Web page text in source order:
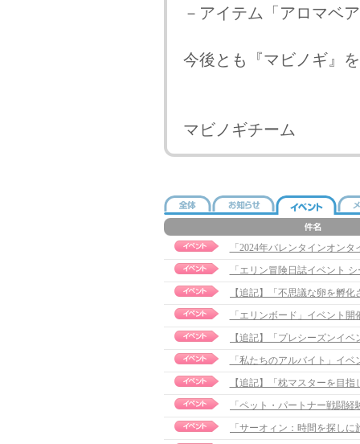
－アイテム「アロマベ
今後とも『マビノギ』
マビノギチーム
「2024年バレンタインオン
「エリン冒険日誌イベント
「エリンボード」イベント
「私たちのアルバイト」イ
【追記】「枕マスターを目